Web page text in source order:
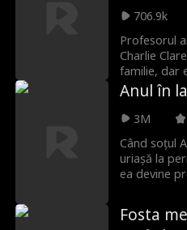
unei relații
706.9k
Profesorul
Charlie
familie, dar
fiica lui îl
dragoste,
ignoranței
pentru a
neuro-
viață. Dar,
adâncesc
în cele din
Anul în
3M
Când soțul
uriașă la
ea devine
la cruzime
crimei, dar
Fosta